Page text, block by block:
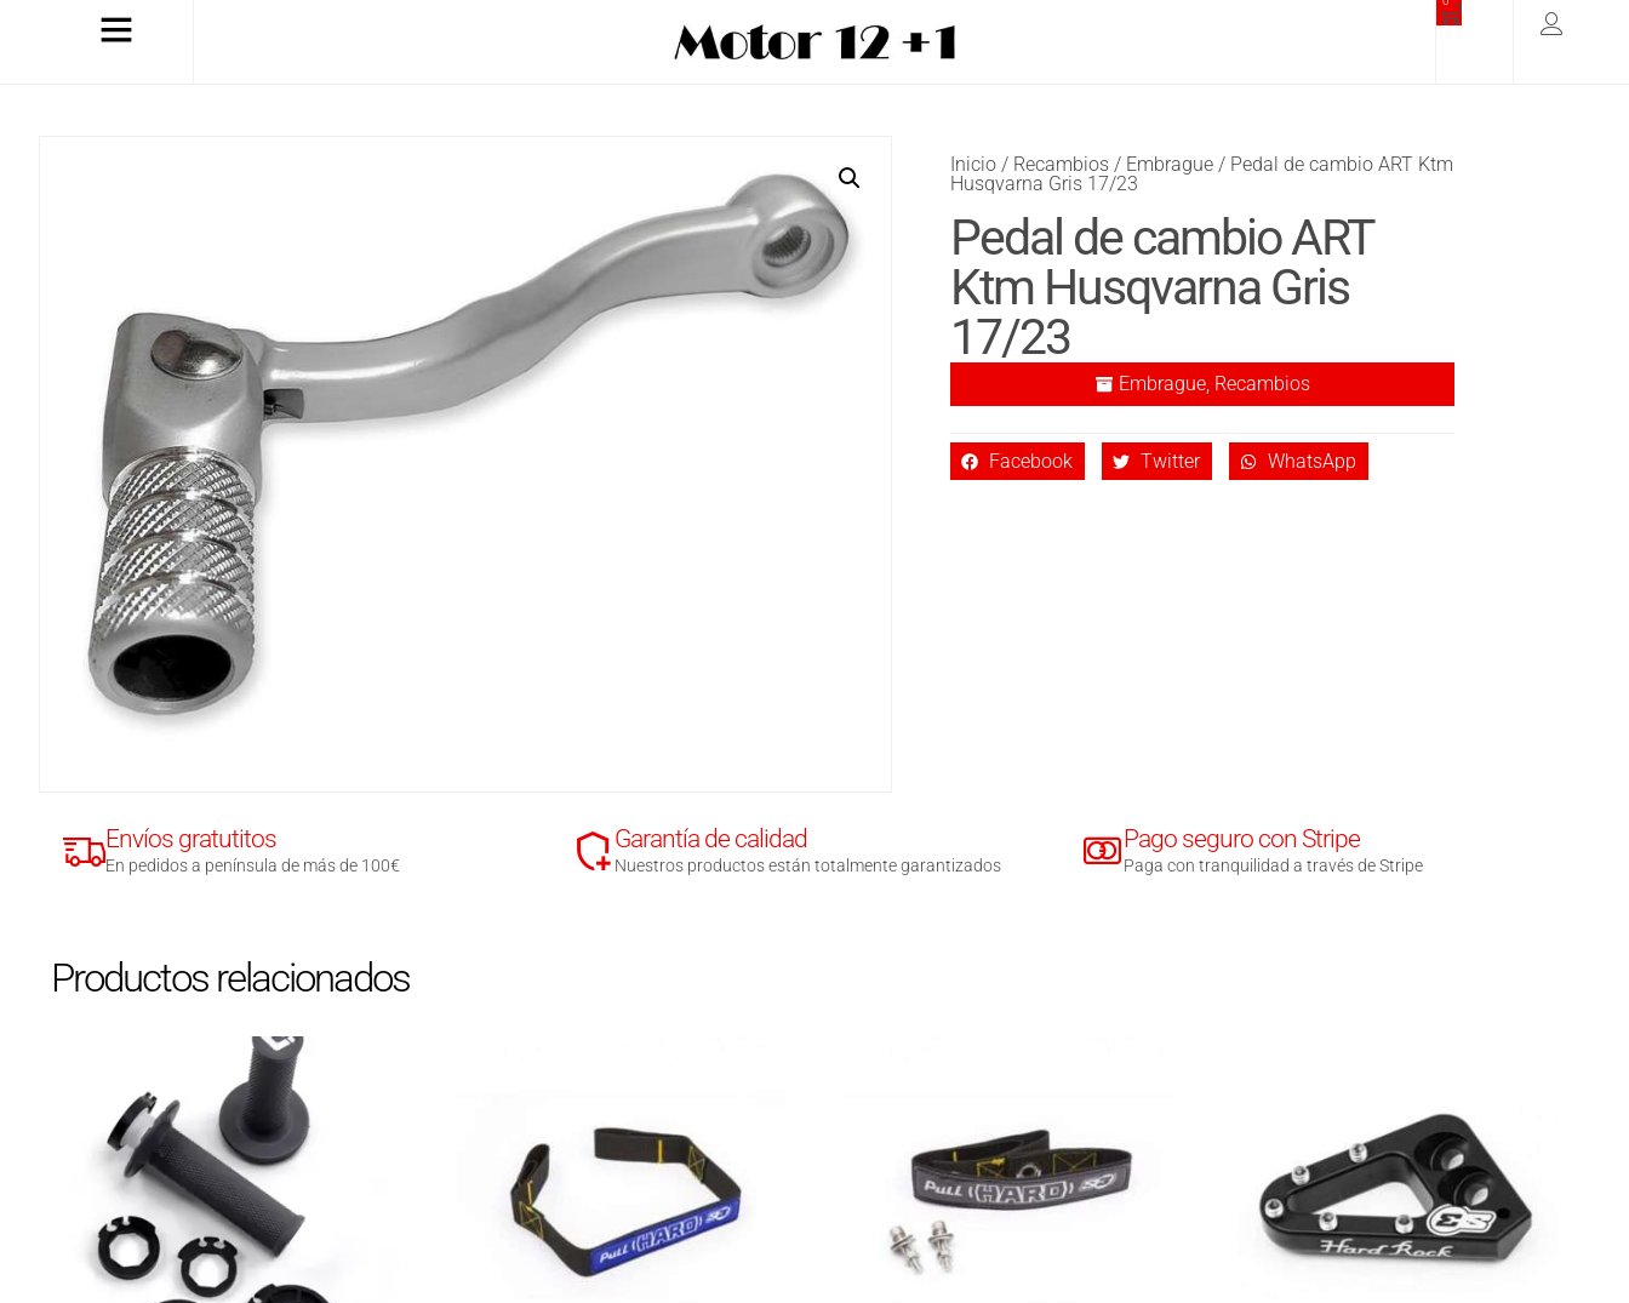
Inicio / Recambios / Embrague / Pedal de cambio ART Ktm
Husqvarna Gris 17/23
Pedal de cambio ART
Ktm Husqvarna Gris
17/23
Embrague, Recambios
Facebook Twitter WhatsApp
Envíos gratutitos
En pedidos a península de más de 100€
Garantía de calidad
Nuestros productos están totalmente garantizados
Pago seguro con Stripe
Paga con tranquilidad a través de Stripe
Productos relacionados